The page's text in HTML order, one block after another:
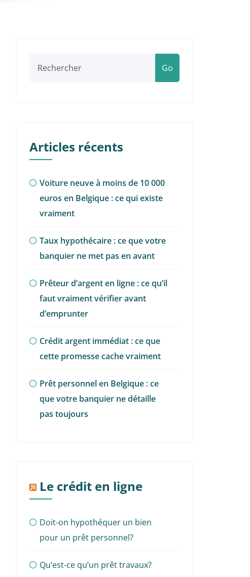
Go
Articles récents
Voiture neuve à moins de 10 000
euros en Belgique : ce qui existe
vraiment
Taux hypothécaire : ce que votre
banquier ne met pas en avant
Prêteur d’argent en ligne : ce qu’il
faut vraiment vérifier avant
d’emprunter
Crédit argent immédiat : ce que
cette promesse cache vraiment
Prêt personnel en Belgique : ce
que votre banquier ne détaille
pas toujours
Le crédit en ligne
Doit-on hypothéquer un bien
pour un prêt personnel?
Qu’est-ce qu’un prêt travaux?